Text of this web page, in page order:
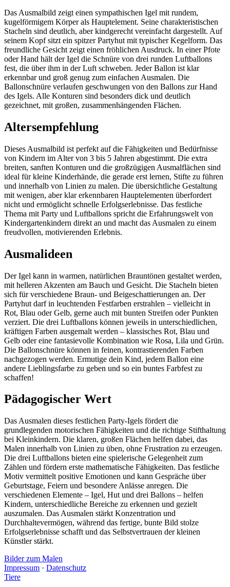
Das Ausmalbild zeigt einen sympathischen Igel mit rundem,
kugelförmigem Körper als Hauptelement. Seine charakteristischen
Stacheln sind deutlich, aber kindgerecht vereinfacht dargestellt. Auf
seinem Kopf sitzt ein spitzer Partyhut mit typischer Kegelform. Das
freundliche Gesicht zeigt einen fröhlichen Ausdruck. In einer Pfote
oder Hand hält der Igel die Schnüre von drei runden Luftballons
fest, die über ihm in der Luft schweben. Jeder Ballon ist klar
erkennbar und groß genug zum einfachen Ausmalen. Die
Ballonschnüre verlaufen geschwungen von den Ballons zur Hand
des Igels. Alle Konturen sind besonders dick und deutlich
gezeichnet, mit großen, zusammenhängenden Flächen.
Altersempfehlung
Dieses Ausmalbild ist perfekt auf die Fähigkeiten und Bedürfnisse
von Kindern im Alter von 3 bis 5 Jahren abgestimmt. Die extra
breiten, sanften Konturen und die großzügigen Ausmalflächen sind
ideal für kleine Kinderhände, die gerade erst lernen, Stifte zu führen
und innerhalb von Linien zu malen. Die übersichtliche Gestaltung
mit wenigen, aber klar erkennbaren Hauptelementen überfordert
nicht und ermöglicht schnelle Erfolgserlebnisse. Das festliche
Thema mit Party und Luftballons spricht die Erfahrungswelt von
Kindergartenkindern direkt an und macht das Ausmalen zu einem
freudvollen, motivierenden Erlebnis.
Ausmalideen
Der Igel kann in warmen, natürlichen Brauntönen gestaltet werden,
mit helleren Akzenten am Bauch und Gesicht. Die Stacheln bieten
sich für verschiedene Braun- und Beigeschattierungen an. Der
Partyhut darf in leuchtenden Festfarben erstrahlen – vielleicht in
Rot, Blau oder Gelb, gerne auch mit bunten Streifen oder Punkten
verziert. Die drei Luftballons können jeweils in unterschiedlichen,
kräftigen Farben ausgemalt werden – klassisches Rot, Blau und
Gelb oder eine fantasievolle Kombination wie Rosa, Lila und Grün.
Die Ballonschnüre können in feinen, kontrastierenden Farben
nachgezogen werden. Ermutige dein Kind, jedem Ballon eine
andere Lieblingsfarbe zu geben und so ein buntes Farbfest zu
schaffen!
Pädagogischer Wert
Das Ausmalen dieses festlichen Party-Igels fördert die
grundlegenden motorischen Fähigkeiten und die richtige Stifthaltung
bei Kleinkindern. Die klaren, großen Flächen helfen dabei, das
Malen innerhalb von Linien zu üben, ohne Frustration zu erzeugen.
Die drei Luftballons bieten eine spielerische Gelegenheit zum
Zählen und fördern erste mathematische Fähigkeiten. Das festliche
Motiv vermittelt positive Emotionen und kann Gespräche über
Geburtstage, Feiern und besondere Anlässe anregen. Die
verschiedenen Elemente – Igel, Hut und drei Ballons – helfen
Kindern, unterschiedliche Bereiche zu erkennen und gezielt
auszumalen. Das Ausmalen stärkt Konzentration und
Durchhaltevermögen, während das fertige, bunte Bild stolze
Erfolgserlebnisse schafft und das Selbstvertrauen der kleinen
Künstler stärkt.
Bilder zum Malen
Impressum · Datenschutz
Tiere